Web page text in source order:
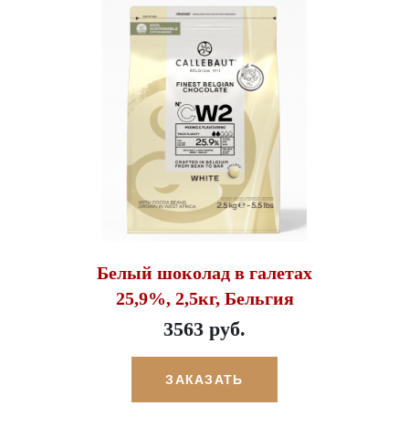
Белый шоколад в галетах
25,9%, 2,5кг, Бельгия
3563 руб.
ЗАКАЗАТЬ